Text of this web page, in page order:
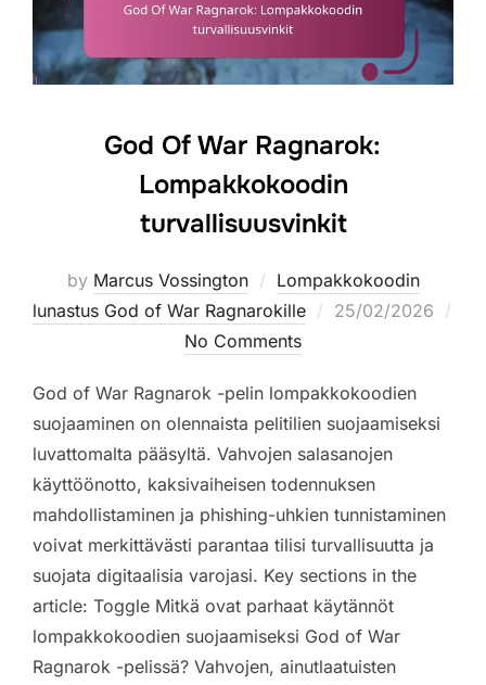
God Of War Ragnarok:
Lompakkokoodin
turvallisuusvinkit
by Marcus Vossington
Lompakkokoodin
lunastus God of War Ragnarokille
Posted
25/02/2026
No Comments
God of War Ragnarok -pelin lompakkokoodien
suojaaminen on olennaista pelitilien suojaamiseksi
luvattomalta pääsyltä. Vahvojen salasanojen
käyttöönotto, kaksivaiheisen todennuksen
mahdollistaminen ja phishing-uhkien tunnistaminen
voivat merkittävästi parantaa tilisi turvallisuutta ja
suojata digitaalisia varojasi. Key sections in the
article: Toggle Mitkä ovat parhaat käytännöt
lompakkokoodien suojaamiseksi God of War
Ragnarok -pelissä? Vahvojen, ainutlaatuisten